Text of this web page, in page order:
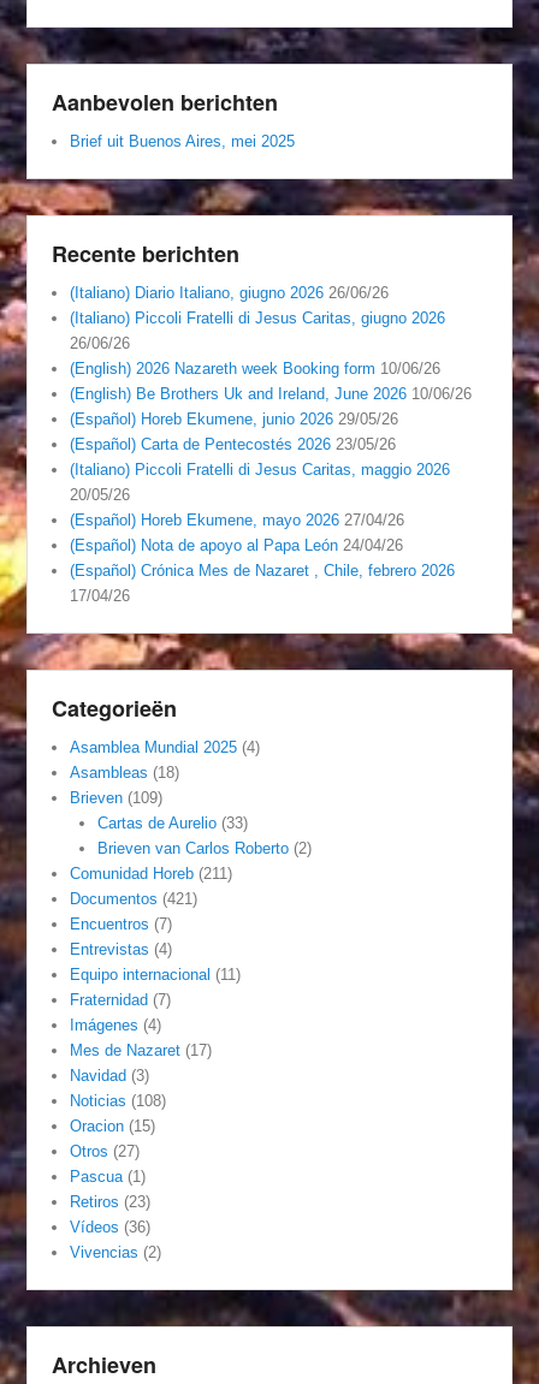
Aanbevolen berichten
Brief uit Buenos Aires, mei 2025
Recente berichten
(Italiano) Diario Italiano, giugno 2026 26/06/26
(Italiano) Piccoli Fratelli di Jesus Caritas, giugno 2026
26/06/26
(English) 2026 Nazareth week Booking form 10/06/26
(English) Be Brothers Uk and Ireland, June 2026 10/06/26
(Español) Horeb Ekumene, junio 2026 29/05/26
(Español) Carta de Pentecostés 2026 23/05/26
(Italiano) Piccoli Fratelli di Jesus Caritas, maggio 2026
20/05/26
(Español) Horeb Ekumene, mayo 2026 27/04/26
(Español) Nota de apoyo al Papa León 24/04/26
(Español) Crónica Mes de Nazaret , Chile, febrero 2026
17/04/26
Categorieën
Asamblea Mundial 2025 (4)
Asambleas (18)
Brieven (109)
Cartas de Aurelio(33)
Brieven van Carlos Roberto(2)
Comunidad Horeb (211)
Documentos (421)
Encuentros (7)
Entrevistas (4)
Equipo internacional (11)
Fraternidad (7)
Imágenes (4)
Mes de Nazaret (17)
Navidad (3)
Noticias (108)
Oracion (15)
Otros (27)
Pascua (1)
Retiros (23)
Vídeos (36)
Vivencias (2)
Archieven